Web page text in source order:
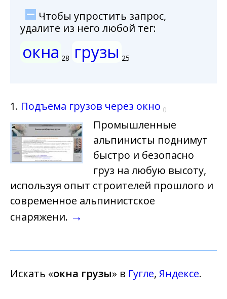
Чтобы упростить запрос,
удалите из него любой тег:
окна 28 грузы 25
1. Подъема грузов через окно 0
Промышленные
альпинисты поднимут
быстро и безопасно
груз на любую высоту,
используя опыт строителей прошлого и
современное альпинистское
снаряжени. →
Искать «окна грузы» в Гугле, Яндексе.